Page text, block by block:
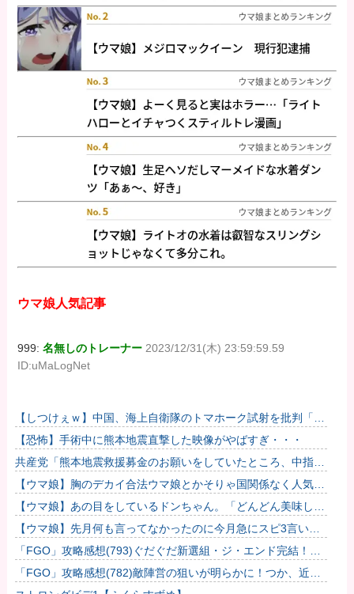
ウマ娘人気記事
999:名無しのトレーナー 2023/12/31(木) 23:59:59.59
ID:uMaLogNet
【しつけぇｗ】中国、海上自衛隊のトマホーク試射を批判「周
辺の安全保障上の脅威を口実に再軍備を加速している」
【恐怖】手術中に熊本地震直撃した映像がやばすぎ・・・
共産党「熊本地震救援募金のお願いをしていたところ、中指を
立てられました。嫌がらせ酷い」
【ウマ娘】胸のデカイ合法ウマ娘とかそりゃ国関係なく人気出
るわな
【ウマ娘】あの目をしているドンちゃん。「どんどん美味しく
実る…♡」
【ウマ娘】先月何も言ってなかったのに今月急にスピ3言い出
したのが怪しいよな。
「FGO」攻略感想(793)ぐだぐだ新選組・ジ・エンド完結！彦
斎ちゃんとの別れ寂しい… でも今後も活躍してもらうけど
ね！
「FGO」攻略感想(782)敵陣営の狙いが明らかに！つか、近藤
さん昔と今で変わり過ぎでは？松永弾正の実装にも期待！